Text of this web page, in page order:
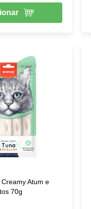
Atum e
70g